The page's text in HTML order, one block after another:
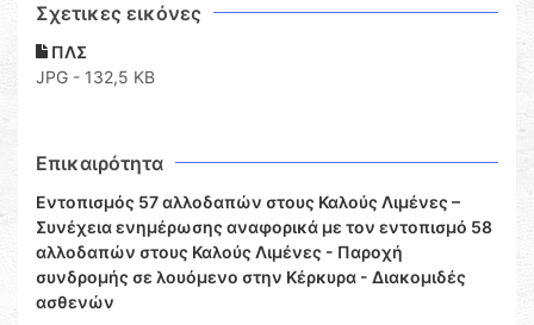
Σχετικες εικόνες
ΠΛΣ
JPG - 132,5 KB
Επικαιρότητα
Εντοπισμός 57 αλλοδαπών στους Καλούς Λιμένες –
Συνέχεια ενημέρωσης αναφορικά με τον εντοπισμό 58
αλλοδαπών στους Καλούς Λιμένες - Παροχή
συνδρομής σε λουόμενο στην Κέρκυρα - Διακομιδές
ασθενών